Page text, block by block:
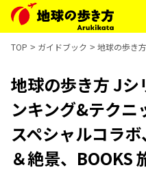
TOP ガイドブック 地球の歩き
地球の歩き方 Jシ
ンキング&テクニ
スペシャルコラ
＆絶景、BOOKS